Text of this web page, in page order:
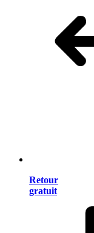
Retour
gratuit